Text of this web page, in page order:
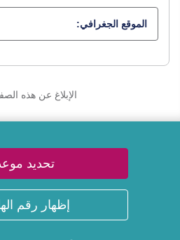
طبيب عام
الموقع الجغرافي:
الإبلاغ عن هذه
تحديد
إظهار رقم